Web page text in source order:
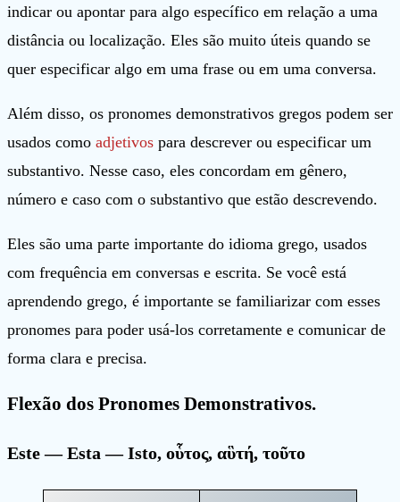
indicar ou apontar para algo específico em relação a uma
distância ou localização. Eles são muito úteis quando se
quer especificar algo em uma frase ou em uma conversa.
Além disso, os pronomes demonstrativos gregos podem ser
usados como adjetivos para descrever ou especificar um
substantivo. Nesse caso, eles concordam em gênero,
número e caso com o substantivo que estão descrevendo.
Eles são uma parte importante do idioma grego, usados
com frequência em conversas e escrita. Se você está
aprendendo grego, é importante se familiarizar com esses
pronomes para poder usá-los corretamente e comunicar de
forma clara e precisa.
Flexão dos Pronomes Demonstrativos.
Este — Esta — Isto, οὗτος, αὓτή, τοῦτο